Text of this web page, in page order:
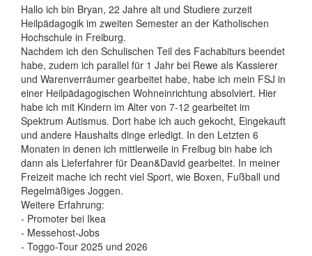
Hallo ich bin Bryan, 22 Jahre alt und Studiere zurzeit
Heilpädagogik im zweiten Semester an der Katholischen
Hochschule in Freiburg.
Nachdem ich den Schulischen Teil des Fachabiturs beendet
habe, zudem ich parallel für 1 Jahr bei Rewe als Kassierer
und Warenverräumer gearbeitet habe, habe ich mein FSJ in
einer Heilpädagogischen Wohneinrichtung absolviert. Hier
habe ich mit Kindern im Alter von 7-12 gearbeitet im
Spektrum Autismus. Dort habe ich auch gekocht, Eingekauft
und andere Haushalts dinge erledigt. In den Letzten 6
Monaten in denen ich mittlerweile in Freibug bin habe ich
dann als Lieferfahrer für Dean&David gearbeitet. In meiner
Freizeit mache ich recht viel Sport, wie Boxen, Fußball und
Regelmäßiges Joggen.
Weitere Erfahrung:
- Promoter bei Ikea
- Messehost-Jobs
- Toggo-Tour 2025 und 2026